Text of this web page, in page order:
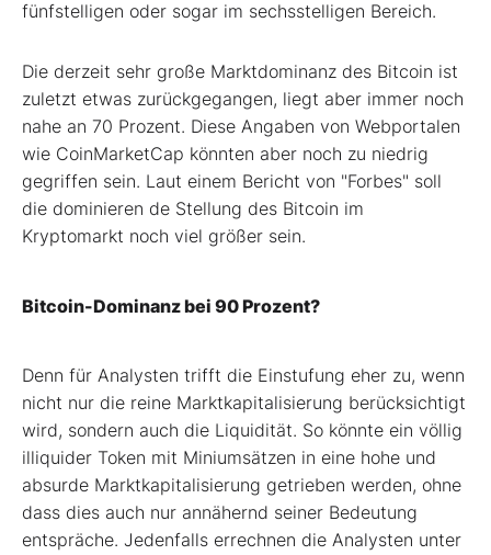
fünfstelligen oder sogar im sechsstelligen Bereich.
Die derzeit sehr große Marktdominanz des Bitcoin ist
zuletzt etwas zurückge­gangen, liegt aber immer noch
nahe an 70 Prozent. Diese Angaben von Webpor­talen
wie CoinMarketCap könnten aber noch zu niedrig
gegriffen sein. Laut einem Bericht von "Forbes" soll
die dominieren­ de Stellung des Bitcoin im
Kryptomarkt noch viel größer sein.
Bitcoin-Dominanz bei 90 Prozent?
Denn für Analysten trifft die Einstufung eher zu, wenn
nicht nur die reine Markt­kapitalisierung berücksichtigt
wird, son­dern auch die Liquidität. So könnte ein völlig
illiquider Token mit Miniumsätzen in eine hohe und
absurde Marktkapitalisierung getrieben werden, ohne
dass dies auch nur annähernd seiner Bedeutung
entspräche. Jedenfalls errechnen die Analysten unter